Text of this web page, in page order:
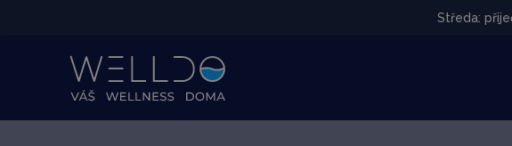
Středa:
Středa: